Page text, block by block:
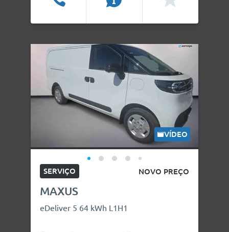
VÍDEO
SERVIÇO NOVO PREÇO
MAXUS
eDeliver 5 64 kWh L1H1